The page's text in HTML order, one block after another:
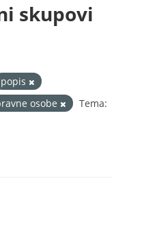
skupovi
popis
osobe
Tema: